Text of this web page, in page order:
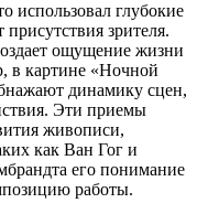
использовал глубокие
зрителя.
ощущение жизни
в картине «Ночной
динамику сцен,
Эти приемы
живописи,
как Ван Гог и
его понимание
работы.